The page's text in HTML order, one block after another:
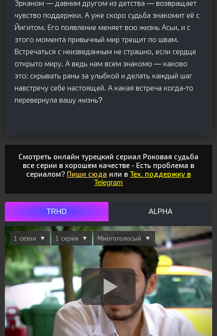
Эрканом — давним другом из детства — возвращает
чувство поддержки. А уже скоро судьба знакомит её с
Йигитом. Его появление меняет всю жизнь Асьи, и с
этого момента привычный мир трещит по швам.
Встречаться с неизведанным не страшно, если сердце
открыто миру. А ведь нам всем знакомо — каково
это: скрывать раны за улыбкой и делать каждый шаг
навстречу себе настоящей. А какая встреча когда-то
перевернула вашу жизнь?
Смотреть онлайн турецкий сериал Роковая судьба
все серии в хорошем качестве - Есть проблема в
сериалом? Пиши сюда или в Тех. поддержку в
Telegram
TRHD ALPHA